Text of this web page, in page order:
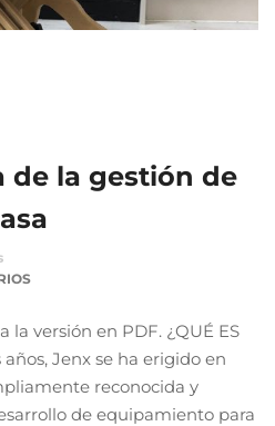
de la gestión de
la versión en PDF. ¿QUÉ ES
Jenx se ha erigido en
reconocida y
de equipamiento para